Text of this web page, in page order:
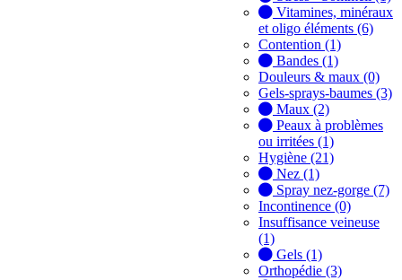
Vitamines, minéraux
et oligo éléments (6)
Contention (1)
Bandes (1)
Douleurs & maux (0)
Gels-sprays-baumes (3)
Maux (2)
Peaux à problèmes
ou irritées (1)
Hygiène (21)
Nez (1)
Spray nez-gorge (7)
Incontinence (0)
Insuffisance veineuse
(1)
Gels (1)
Orthopédie (3)